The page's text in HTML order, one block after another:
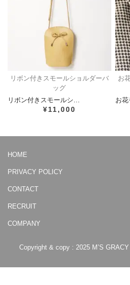
リボン付きスモールショルダーバ
ッグ
リボン付きスモールシ…
¥11,000
お
お
HOME
PRIVACY POLICY
CONTACT
RECRUIT
COMPANY
Copyright & copy : 2025 M’S